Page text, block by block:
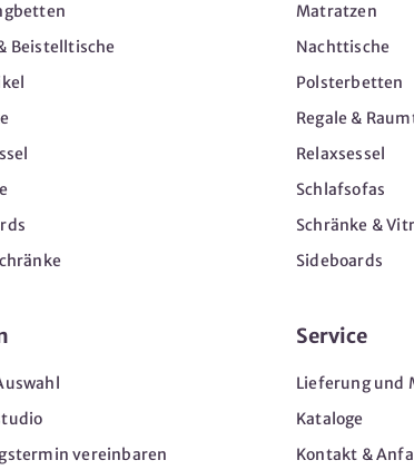
Beistelltische
Matratzen
Nachttische
Polsterbetten
Regale &
Relaxsessel
Schlafsofas
Schränke &
Sideboards
vereinbaren
Service
Lieferung und
Kataloge
Kontakt &